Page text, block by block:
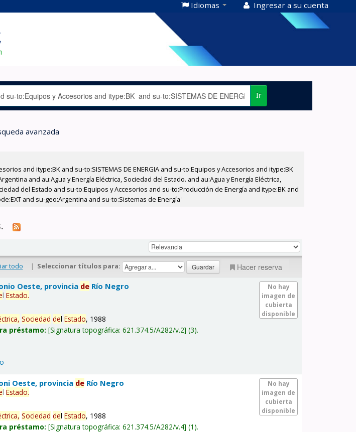
Idiomas Ingresar a su cuenta
Ir
avanzada
and itype:BK and su-to:SISTEMAS DE ENERGIA and su-to:Equipos y Accesorios and itype:BK
and au:Agua y Energía Eléctrica, Sociedad del Estado. and au:Agua y Energía Eléctrica,
del Estado and su-to:Equipos y Accesorios and su-to:Producción de Energía and itype:BK and
and su-geo:Argentina and su-to:Sistemas de Energía'
todo | Seleccionar títulos para: Hacer reserva
No hay
imagen de
cubierta
disponible
Oeste, provincia de Río Negro
lEstado.
Sociedad delEstado, 1988
préstamo: Signatura topográfica:621.374.5/A282/v.2 (3).
No hay
imagen de
cubierta
disponible
Oeste, provincia de Río Negro
lEstado.
Sociedad delEstado, 1988
préstamo: Signatura topográfica:621.374.5/A282/v.4 (1).